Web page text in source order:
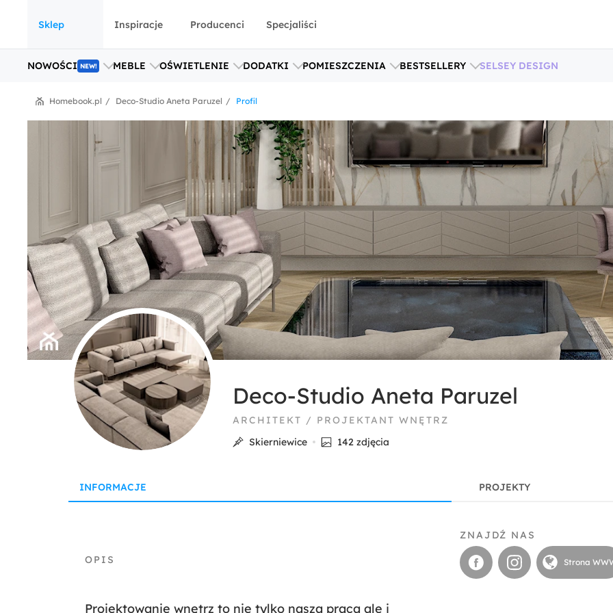
Sklep
NOWOŚCI NEW! MEBLE OŚWIETLENIE DODATKI POMIESZCZENIA BESTSELLERY SELSEY DESIGN
Inspiracje Producenci Specjaliści
Profil
Deco-Studio Aneta Paruzel
Homebook.pl
Deco-Studio Aneta Paruzel
ARCHITEKT / PROJEKTANT WNĘTRZ
Skierniewice
142 zdjęcia
INFORMACJE PROJEKTY
Projektowanie wnętrz to nie tylko nasza praca ale i
ZNAJDŹ NAS
Strona